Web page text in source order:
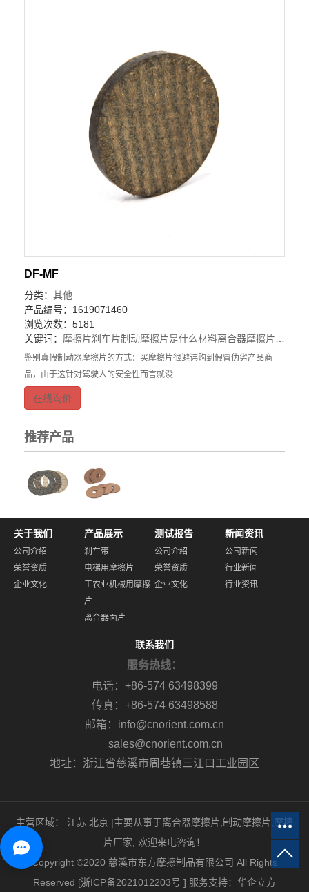
DF-MF
分类： 其他
产品编号：1619071460
浏览次数：5181
关键词： 摩擦片刹车片制动摩擦片是什么材料离合器摩擦片厂家
鉴别真假制动器摩擦片的方式：买摩擦片很避讳购到假冒伪劣产品商
品，由于这针对驾驶人的安全性而言就没
在线询价
推荐产品
关于我们
公司介绍
荣誉资质
企业文化
产品展示
刹车带
电梯用摩擦片
工农业机械用摩擦
片
离合器面片
测试报告
公司介绍
荣誉资质
企业文化
新闻资讯
公司新闻
行业新闻
行业资讯
联系我们
服务热线：
电话：+86-574 63498399
传真：+86-574 63498588
邮箱：info@cnorient.com.cn
sales@cnorient.com.cn
地址：浙江省慈溪市周巷镇三江口工业园区
主营区域： 江苏 北京 |主要从事于离合器摩擦片,制动摩擦片, 摩擦
片厂家, 欢迎来电咨询！
Copyright ©2020 慈溪市东方摩擦制品有限公司 All Rights
Reserved [浙ICP备2021012203号 ] 服务支持： 华企立方